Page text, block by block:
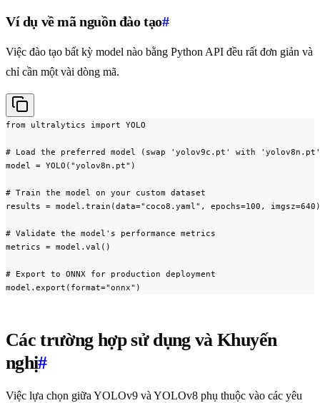
Ví dụ về mã nguồn đào tạo#
Việc đào tạo bất kỳ model nào bằng Python API đều rất đơn giản và
chỉ cần một vài dòng mã.
from ultralytics import YOLO
# Load the preferred model (swap 'yolov9c.pt' with 'yolov8n.pt'
model = YOLO("yolov8n.pt")
# Train the model on your custom dataset
results = model.train(data="coco8.yaml", epochs=100, imgsz=640)
# Validate the model's performance metrics
metrics = model.val()
# Export to ONNX for production deployment
model.export(format="onnx")
Các trường hợp sử dụng và Khuyến
nghị#
Việc lựa chọn giữa YOLOv9 và YOLOv8 phụ thuộc vào các yêu